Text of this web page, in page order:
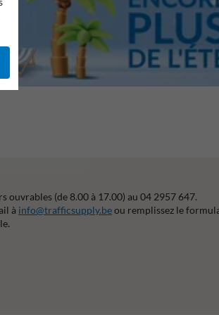
ouvrables (de 8.00 à 17.00) au 04 2957 647.
à info@trafficsupply.beou remplissez le